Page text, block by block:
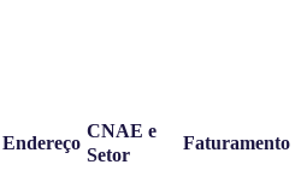
Endereço
CNAE e
Setor
Faturamento